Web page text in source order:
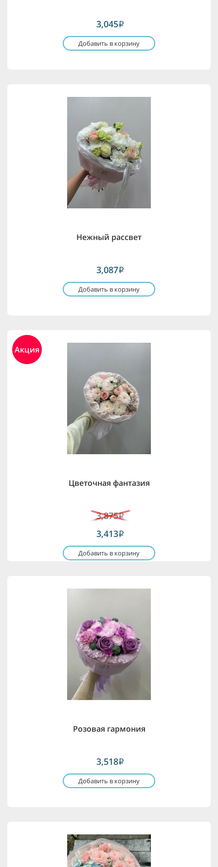
3,045i
Добавить в корзину
Нежный рассвет
3,087i
Добавить в корзину
Акция
Цветочная фантазия
3,875i
3,413i
Добавить в корзину
Розовая гармония
3,518i
Добавить в корзину